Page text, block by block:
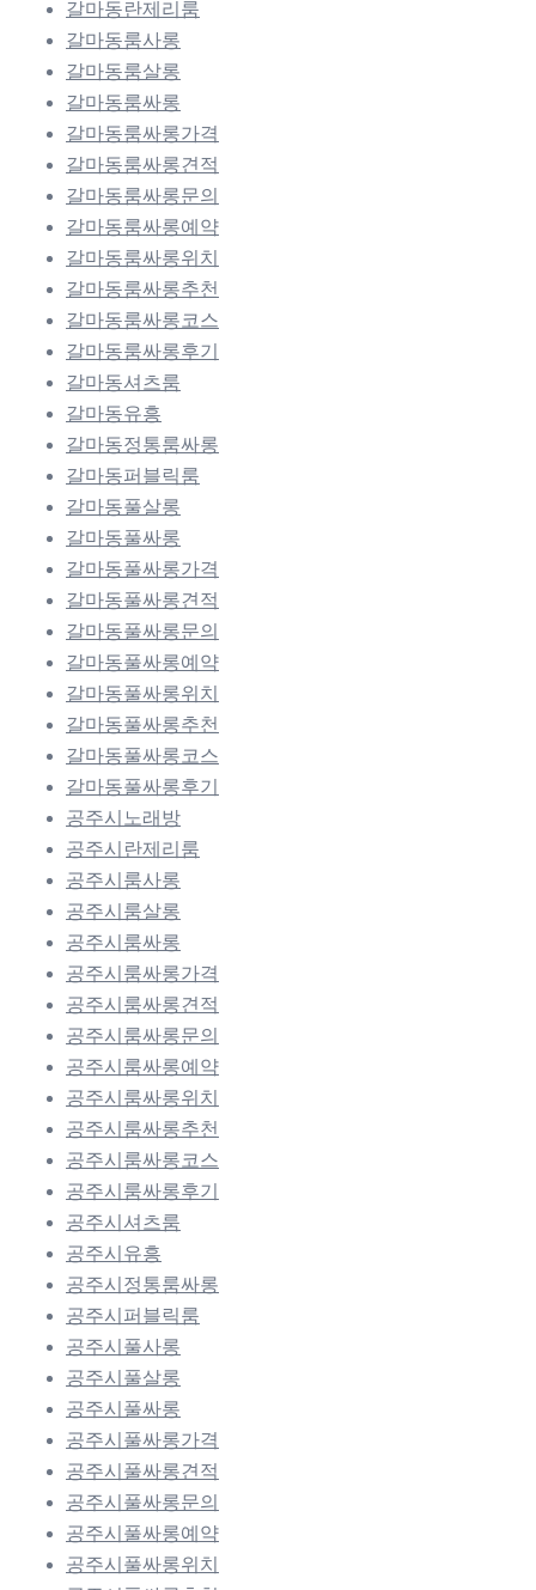
갈마동란제리룸
갈마동룸사롱
갈마동룸살롱
갈마동룸싸롱
갈마동룸싸롱가격
갈마동룸싸롱견적
갈마동룸싸롱문의
갈마동룸싸롱예약
갈마동룸싸롱위치
갈마동룸싸롱추천
갈마동룸싸롱코스
갈마동룸싸롱후기
갈마동셔츠룸
갈마동유흥
갈마동정통룸싸롱
갈마동퍼블릭룸
갈마동풀살롱
갈마동풀싸롱
갈마동풀싸롱가격
갈마동풀싸롱견적
갈마동풀싸롱문의
갈마동풀싸롱예약
갈마동풀싸롱위치
갈마동풀싸롱추천
갈마동풀싸롱코스
갈마동풀싸롱후기
공주시노래방
공주시란제리룸
공주시룸사롱
공주시룸살롱
공주시룸싸롱
공주시룸싸롱가격
공주시룸싸롱견적
공주시룸싸롱문의
공주시룸싸롱예약
공주시룸싸롱위치
공주시룸싸롱추천
공주시룸싸롱코스
공주시룸싸롱후기
공주시셔츠룸
공주시유흥
공주시정통룸싸롱
공주시퍼블릭룸
공주시풀사롱
공주시풀살롱
공주시풀싸롱
공주시풀싸롱가격
공주시풀싸롱견적
공주시풀싸롱문의
공주시풀싸롱예약
공주시풀싸롱위치